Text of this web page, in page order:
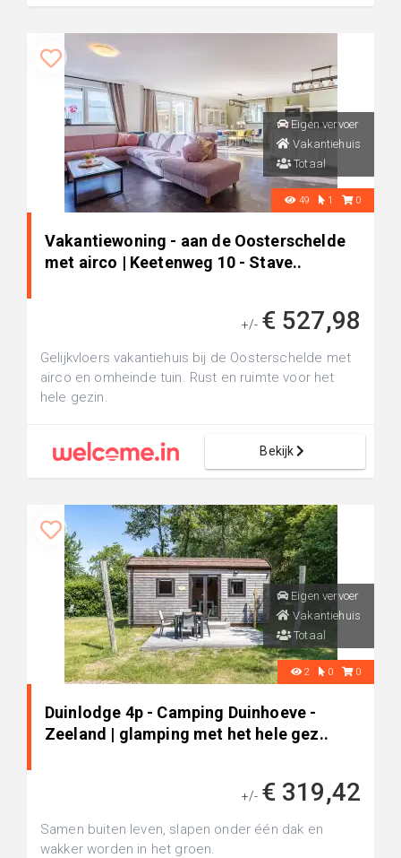
Eigen vervoer
Vakantiehuis
Totaal
49 1 0
Vakantiewoning - aan de Oosterschelde
met airco | Keetenweg 10 - Stave..
+/- € 527,98
Gelijkvloers vakantiehuis bij de Oosterschelde met
airco en omheinde tuin. Rust en ruimte voor het
hele gezin.
Bekijk
Eigen vervoer
Vakantiehuis
Totaal
2 0 0
Duinlodge 4p - Camping Duinhoeve -
Zeeland | glamping met het hele gez..
+/- € 319,42
Samen buiten leven, slapen onder één dak en
wakker worden in het groen.